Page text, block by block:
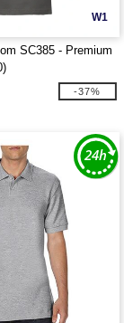
W1
SC385 - Premium
-37%